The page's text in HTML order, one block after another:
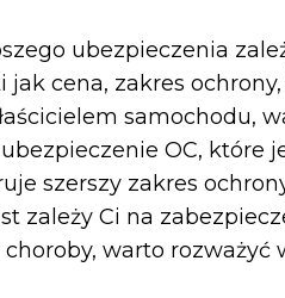
ubezpieczenia
jak cena, zakres
samochodu,
OC, które
szerszy zakres
zależy Ci na
warto rozważyć